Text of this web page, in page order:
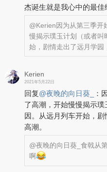
杰诞生就是我心中的最佳
@Kerien因为从第三季开
慢揭示璞玉计划（或者
始，剧情走出了远月学园
Kerien
2021年5月22日
回复@夜晚的向日葵_ ：
了高潮，开始慢慢揭示
因。从远月列车开始，
高潮。
@夜晚的向日葵_ 食戟从
啊